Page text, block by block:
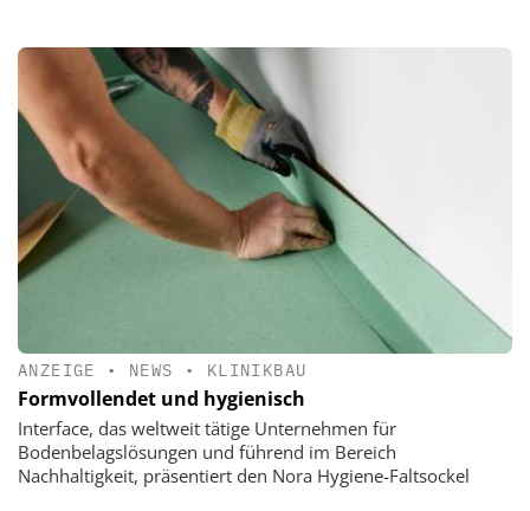
ANZEIGE • NEWS • KLINIKBAU
Formvollendet und hygienisch
Interface, das weltweit tätige Unternehmen für
Bodenbelagslösungen und führend im Bereich
Nachhaltigkeit, präsentiert den Nora Hygiene-Faltsockel